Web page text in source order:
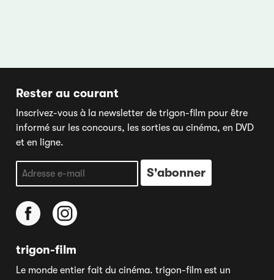
Rester au courant
Inscrivez-vous à la newsletter de trigon-film pour être
informé sur les concours, les sorties au cinéma, en DVD
et en ligne.
trigon-film
Le monde entier fait du cinéma. trigon-film est un